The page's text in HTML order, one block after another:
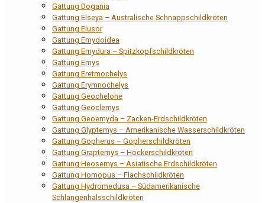
Gattung Dogania
Gattung Elseya – Australische Schnappschildkröten
Gattung Elusor
Gattung Emydoidea
Gattung Emydura – Spitzkopfschildkröten
Gattung Emys
Gattung Eretmochelys
Gattung Erymnochelys
Gattung Geochelone
Gattung Geoclemys
Gattung Geoemyda – Zacken-Erdschildkröten
Gattung Glyptemys – Amerikanische Wasserschildkröten
Gattung Gopherus – Gopherschildkröten
Gattung Graptemys – Höckerschildkröten
Gattung Heosemys – Asiatische Erdschildkröten
Gattung Homopus – Flachschildkröten
Gattung Hydromedusa – Südamerikanische
Schlangenhalsschildkröten